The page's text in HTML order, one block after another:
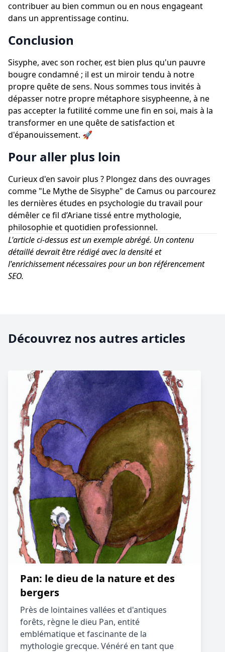
contribuer au bien commun ou en nous engageant
dans un apprentissage continu.
Conclusion
Sisyphe, avec son rocher, est bien plus qu'un pauvre
bougre condamné ; il est un miroir tendu à notre
propre quête de sens. Nous sommes tous invités à
dépasser notre propre métaphore sisypheenne, à ne
pas accepter la futilité comme une fin en soi, mais à la
transformer en une quête de satisfaction et
d'épanouissement. 🚀
Pour aller plus loin
Curieux d'en savoir plus ? Plongez dans des ouvrages
comme "Le Mythe de Sisyphe" de Camus ou parcourez
les dernières études en psychologie du travail pour
démêler ce fil d’Ariane tissé entre mythologie,
philosophie et quotidien professionnel.
L'article ci-dessus est un exemple abrégé. Un contenu
détaillé devrait être rédigé avec la densité et
l'enrichissement nécessaires pour un bon référencement
SEO.
Découvrez nos autres articles
Pan: le dieu de la nature et des
bergers
Près de lointaines vallées et d'antiques
forêts, règne le dieu Pan, entité
emblématique et fascinante de la
mythologie grecque. Vénéré en tant que